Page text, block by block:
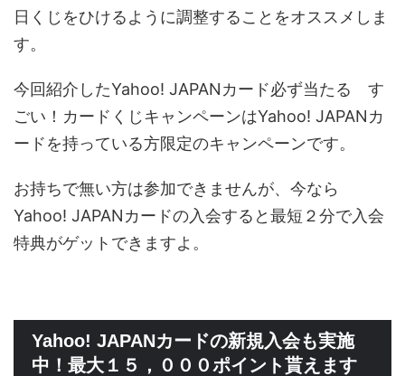
日くじをひけるように調整することをオススメしま
す。
今回紹介したYahoo! JAPANカード必ず当たる す
ごい！カードくじキャンペーンはYahoo! JAPANカ
ードを持っている方限定のキャンペーンです。
お持ちで無い方は参加できませんが、今なら
Yahoo! JAPANカードの入会すると最短２分で入会
特典がゲットできますよ。
Yahoo! JAPANカードの新規入会も実施
中！最大１５，０００ポイント貰えます